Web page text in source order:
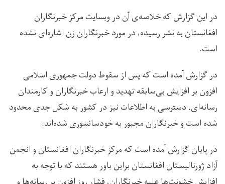
در این گزارش که خلاصه‌ی آن در وبسایت مرکز خبرنگاران
افغانستان به نشر رسیده، در مورد خبرنگاران زن اشاره‌ای نشده
است.
در گزارش آمده است که پس از سقوط دولت جمهوری اسلامی
افزون بر افزایش بی‌سابقه تهدید و ارعاب خبرنگاران و کارمندان
رسانه‌ای، دسترسی به اطلاعات نیز در کشور به شکل جدی محدود
شده است و خبرنگاران مجبور به خودسانسوری شده‌اند.
در پایان گزارش آمده است که مرکز خبرنگاران افغانستان و انجمن
آزاد ژورنالیستان افغانستان براین باور هستند که با توجه به